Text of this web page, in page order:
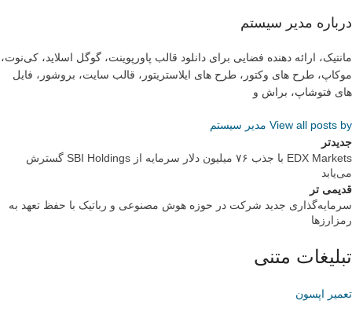
درباره مدیر سیستم
مانتیک، ارائه دهنده فضایی برای دانلود قالب پاورپوینت، گوگل اسلاید، کی‌نوت،
موکاپ، طرح های وکتور، طرح های ایلاستریتور، قالب سایت، بروشور، فایل
های فتوشاپ، براش و
View all posts by مدیر سیستم
جدیدتر
EDX Markets با جذب ۷۶ میلیون دلار سرمایه از SBI Holdings گسترش
می‌یابد
قدیمی تر
سرمایه‌گذاری جدید شرکت در حوزه هوش مصنوعی و رباتیک با حفظ تعهد به
رمزارزها
تبلیغات متنی
تعمیر اپسون